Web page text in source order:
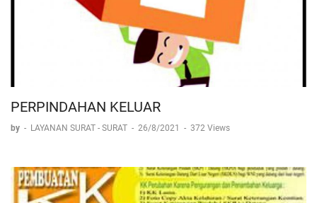
PERPINDAHAN KELUAR
by - LAYANAN SURAT - SURAT - 26/8/2021 - 372 Views